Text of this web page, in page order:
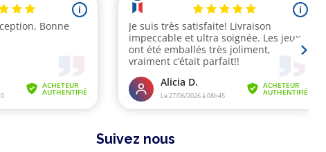
Suivez nous